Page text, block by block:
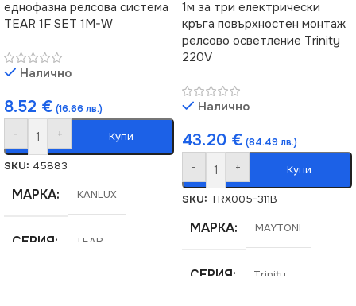
еднофазна релсова система
TEAR 1F SET 1M-W
Налично
8.52 € (16.66 лв.)
- + Купи
SKU: 45883
МАРКА KANLUX
СЕРИЯ TEAR
1м за три електрически
кръга повърхностен монтаж
релсово осветление Trinity
220V
Налично
43.20 € (84.49 лв.)
- + Купи
SKU: TRX005-311B
МАРКА MAYTONI
СЕРИЯ Trinity